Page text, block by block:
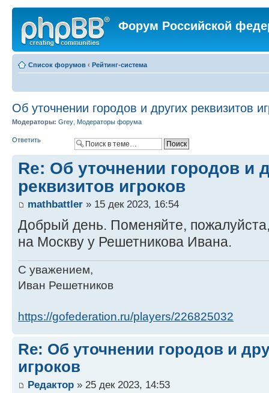
Форум Российской
Список форумов ‹ Рейтинг-система
Об уточнении городов и других реквизитов
Модераторы: Grey Модераторы форума
Ответить
Re: Об уточнении городов и
реквизитов игроков
mathbattler » 15 дек 2023, 16:54
Добрый день. Поменяйте,
на Москву у Решетникова Ивана.
С уважением,
Иван Решетников
https://gofederation.ru/players/226825032
Re: Об уточнении городов и
игроков
Редактор » 25 дек 2023, 14:53